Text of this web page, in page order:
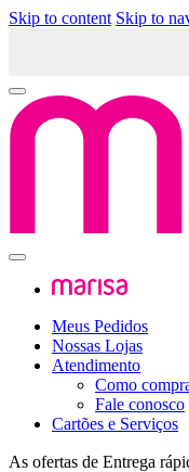
Skip to content Skip to
Meus Pedidos
Nossas Lojas
Atendimento
Como
Fale conosco
Cartões e Serviços
As ofertas de Entrega